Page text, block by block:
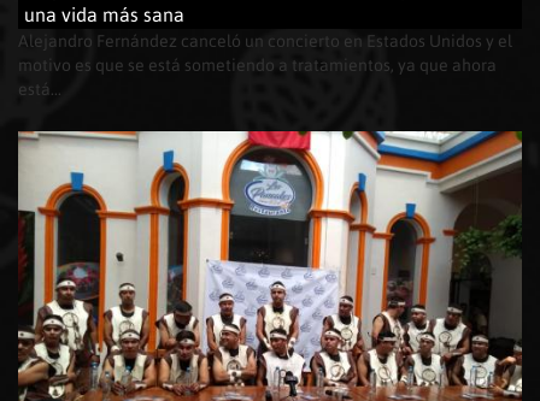
una vida más sana
Alejandro Fernández canceló un concierto en Estados Unidos y el
motivo es que se está sometiendo a tratamientos, ya que ahora
está...